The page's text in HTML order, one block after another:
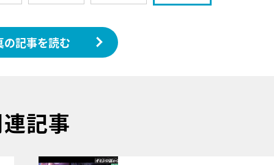
の記事を読む
記事